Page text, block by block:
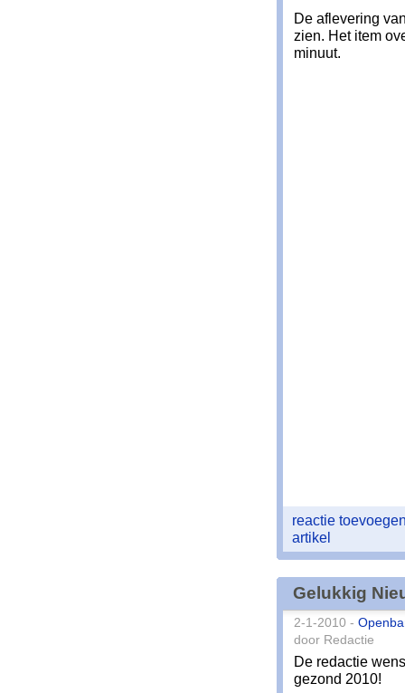
De aflevering
zien. Het item
minuut.
reactie
artikel
Gelukkig
2-1-2010 -
door Redactie
De redactie
gezond 2010!